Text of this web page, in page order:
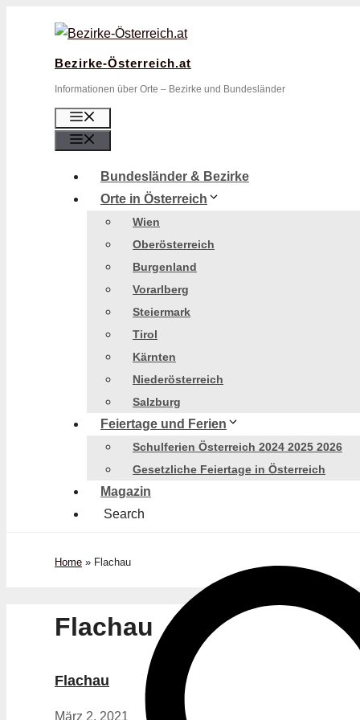
Bezirke-Österreich.at
Informationen über Orte – Bezirke und Bundesländer
Bundesländer & Bezirke
Orte in Österreich
Wien
Oberösterreich
Burgenland
Vorarlberg
Steiermark
Tirol
Kärnten
Niederösterreich
Salzburg
Feiertage und Ferien
Schulferien Österreich 2024 2025 2026
Gesetzliche Feiertage in Österreich
Magazin
Search
Home » Flachau
Flachau
Flachau
März 2, 2021